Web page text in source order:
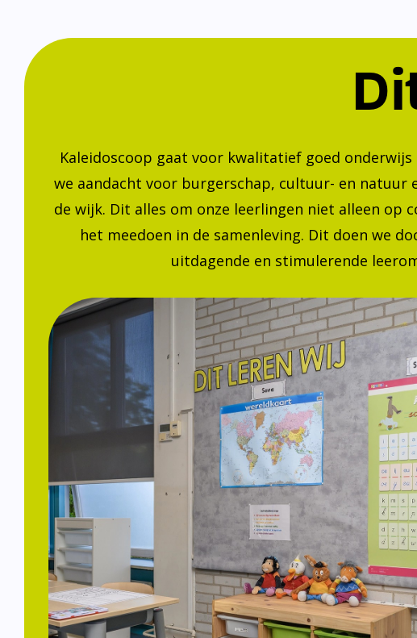
Kaleidoscoop gaat voor kwalitatief goed
we aandacht voor burgerschap, cultuur- en natuur
de wijk. Dit alles om onze leerlingen niet alleen
het meedoen in de samenleving. Dit doen we
uitdagende en stimulerende